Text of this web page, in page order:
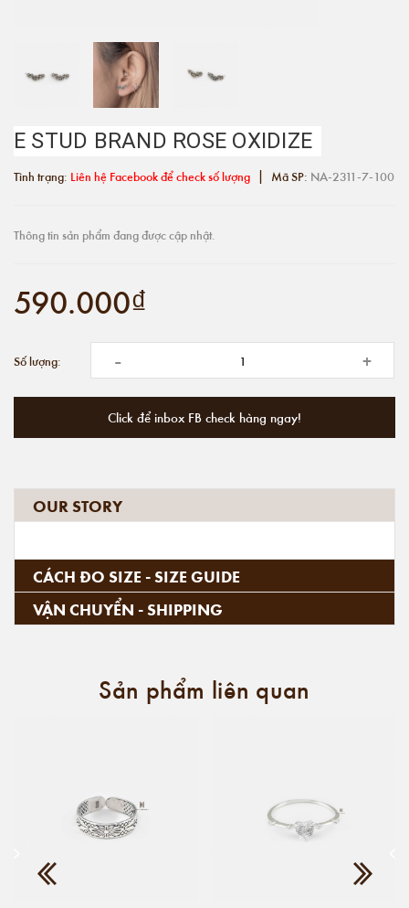
E STUD BRAND ROSE OXIDIZE
Tình trạng: Liên hệ Facebook để check số lượng | Mã SP: NA-2311-7-100
Thông tin sản phẩm đang được cập nhật.
590.000₫
Số lượng: - +
Click để inbox FB check hàng ngay!
OUR STORY
CÁCH ĐO SIZE - SIZE GUIDE
VẬN CHUYỂN - SHIPPING
Sản phẩm liên quan